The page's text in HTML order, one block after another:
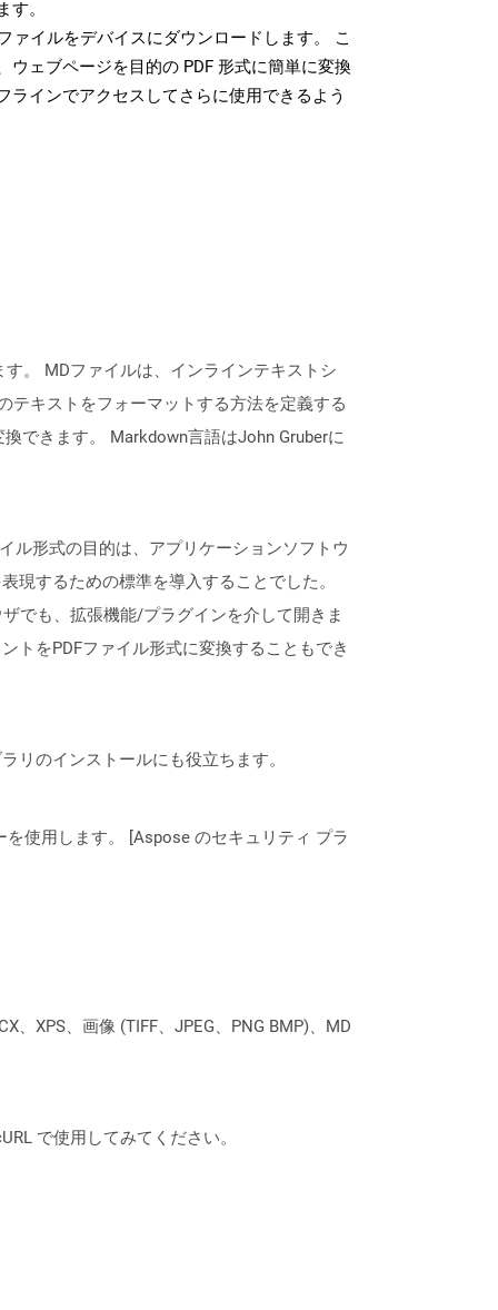
。
ァイルをデバイスにダウンロードします。 こ
ウェブページを目的の PDF 形式に簡単に変換
ラインでアクセスしてさらに使用できるよう
。 MDファイルは、インラインテキストシ
テキストをフォーマットする方法を定義する
できます。 Markdown言語はJohn Gruberに
ル形式の目的は、アプリケーションソフトウ
現するための標準を導入することでした。
でも、拡張機能/プラグインを介して開きま
トをPDFファイル形式に変換することもでき
リのインストールにも役立ちます。
使用します。 [Aspose のセキュリティ プラ
XPS、画像 (TIFF、JPEG、PNG BMP)、MD
で使用してみてください。